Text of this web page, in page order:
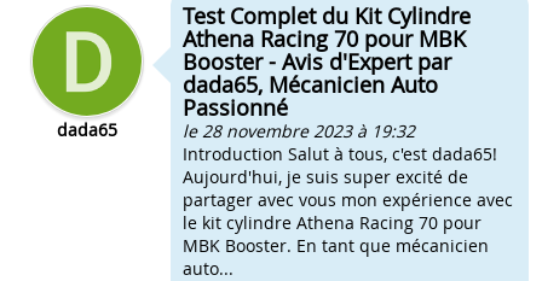
dada65
Test Complet du Kit Cylindre
Athena Racing 70 pour MBK
Booster - Avis d'Expert par
dada65, Mécanicien Auto
Passionné
le 28 novembre 2023 à 19:32
Introduction Salut à tous, c'est dada65!
Aujourd'hui, je suis super excité de
partager avec vous mon expérience avec
le kit cylindre Athena Racing 70 pour
MBK Booster. En tant que mécanicien
auto...